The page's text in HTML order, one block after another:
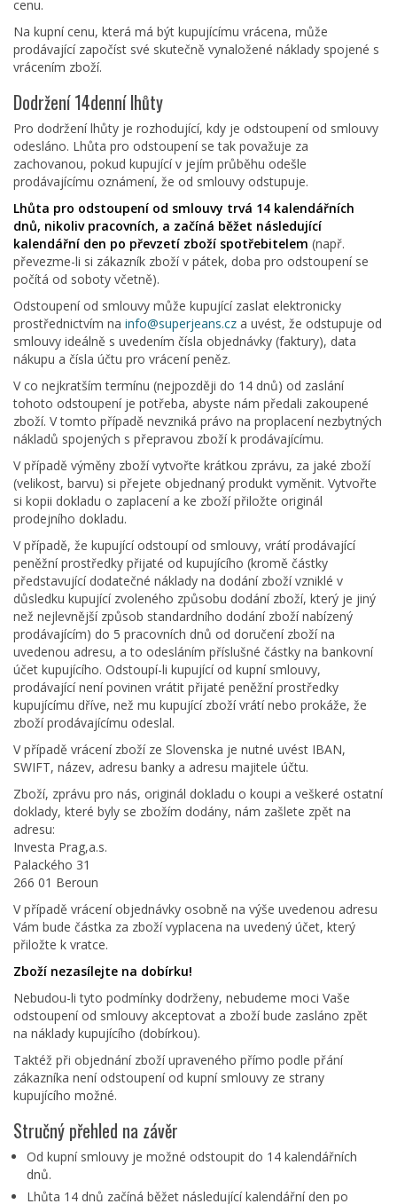
cenu.
Na kupní cenu, která má být kupujícímu vrácena, může
prodávající započíst své skutečně vynaložené náklady spojené s
vrácením zboží.
Dodržení 14denní lhůty
Pro dodržení lhůty je rozhodující, kdy je odstoupení od smlouvy
odesláno. Lhůta pro odstoupení se tak považuje za
zachovanou, pokud kupující v jejím průběhu odešle
prodávajícímu oznámení, že od smlouvy odstupuje.
Lhůta pro odstoupení od smlouvy trvá 14 kalendářních
dnů, nikoliv pracovních, a začíná běžet následující
kalendářní den po převzetí zboží spotřebitelem (např.
převezme-li si zákazník zboží v pátek, doba pro odstoupení se
počítá od soboty včetně).
Odstoupení od smlouvy může kupující zaslat elektronicky
prostřednictvím na info@superjeans.cz a uvést, že odstupuje od
smlouvy ideálně s uvedením čísla objednávky (faktury), data
nákupu a čísla účtu pro vrácení peněz.
V co nejkratším termínu (nejpozději do 14 dnů) od zaslání
tohoto odstoupení je potřeba, abyste nám předali zakoupené
zboží. V tomto případě nevzniká právo na proplacení nezbytných
nákladů spojených s přepravou zboží k prodávajícímu.
V případě výměny zboží vytvořte krátkou zprávu, za jaké zboží
(velikost, barvu) si přejete objednaný produkt vyměnit. Vytvořte
si kopii dokladu o zaplacení a ke zboží přiložte originál
prodejního dokladu.
V případě, že kupující odstoupí od smlouvy, vrátí prodávající
peněžní prostředky přijaté od kupujícího (kromě částky
představující dodatečné náklady na dodání zboží vzniklé v
důsledku kupující zvoleného způsobu dodání zboží, který je jiný
než nejlevnější způsob standardního dodání zboží nabízený
prodávajícím) do 5 pracovních dnů od doručení zboží na
uvedenou adresu, a to odesláním příslušné částky na bankovní
účet kupujícího. Odstoupí-li kupující od kupní smlouvy,
prodávající není povinen vrátit přijaté peněžní prostředky
kupujícímu dříve, než mu kupující zboží vrátí nebo prokáže, že
zboží prodávajícímu odeslal.
V případě vrácení zboží ze Slovenska je nutné uvést IBAN,
SWIFT, název, adresu banky a adresu majitele účtu.
Zboží, zprávu pro nás, originál dokladu o koupi a veškeré ostatní
doklady, které byly se zbožím dodány, nám zašlete zpět na
adresu:
Investa Prag,a.s.
Palackého 31
266 01 Beroun
V případě vrácení objednávky osobně na výše uvedenou adresu
Vám bude částka za zboží vyplacena na uvedený účet, který
přiložte k vratce.
Zboží nezasílejte na dobírku!
Nebudou-li tyto podmínky dodrženy, nebudeme moci Vaše
odstoupení od smlouvy akceptovat a zboží bude zasláno zpět
na náklady kupujícího (dobírkou).
Taktéž při objednání zboží upraveného přímo podle přání
zákazníka není odstoupení od kupní smlouvy ze strany
kupujícího možné.
Stručný přehled na závěr
Od kupní smlouvy je možné odstoupit do 14 kalendářních
dnů.
Lhůta 14 dnů začíná běžet následující kalendářní den po